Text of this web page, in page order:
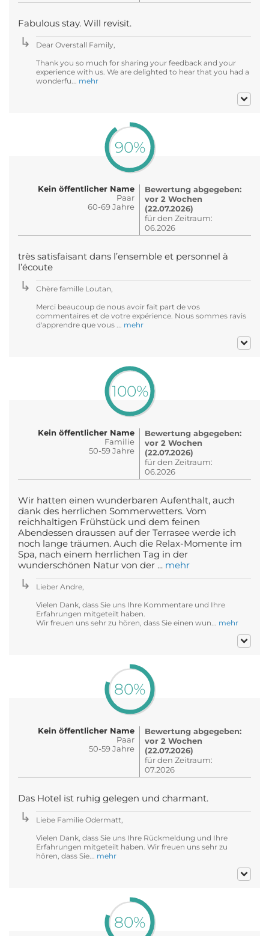
Fabulous stay. Will revisit.
Dear Overstall Family,
Thank you so much for sharing your feedback and your
experience with us. We are delighted to hear that you had a
wonderfu... mehr
90%
Kein öffentlicher Name
Paar
60-69 Jahre
Bewertung abgegeben:
vor 2 Wochen
(22.07.2026)
für den Zeitraum:
06.2026
très satisfaisant dans l’ensemble et personnel à
l’écoute
Chère famille Loutan,
Merci beaucoup de nous avoir fait part de vos
commentaires et de votre expérience. Nous sommes ravis
d'apprendre que vous ... mehr
100%
Kein öffentlicher Name
Familie
50-59 Jahre
Bewertung abgegeben:
vor 2 Wochen
(22.07.2026)
für den Zeitraum:
06.2026
Wir hatten einen wunderbaren Aufenthalt, auch
dank des herrlichen Sommerwetters. Vom
reichhaltigen Frühstück und dem feinen
Abendessen draussen auf der Terrasee werde ich
noch lange träumen. Auch die Relax-Momente im
Spa, nach einem herrlichen Tag in der
wunderschönen Natur von der ... mehr
Lieber Andre,
Vielen Dank, dass Sie uns Ihre Kommentare und Ihre
Erfahrungen mitgeteilt haben.
Wir freuen uns sehr zu hören, dass Sie einen wun... mehr
80%
Kein öffentlicher Name
Paar
50-59 Jahre
Bewertung abgegeben:
vor 2 Wochen
(22.07.2026)
für den Zeitraum:
07.2026
Das Hotel ist ruhig gelegen und charmant.
Liebe Familie Odermatt,
Vielen Dank, dass Sie uns Ihre Rückmeldung und Ihre
Erfahrungen mitgeteilt haben. Wir freuen uns sehr zu
hören, dass Sie... mehr
80%